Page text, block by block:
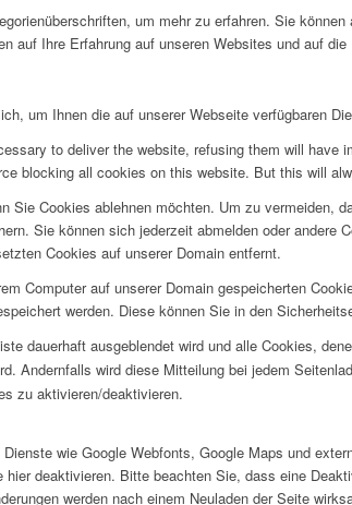
um mehr zu erfahren. Sie
auf Ihre Erfahrung auf unseren Websites und auf
um Ihnen die auf unserer Webseite verfügbaren
to deliver the website, refusing them will
blocking all cookies on this website. But this will
Sie Cookies ablehnen möchten. Um zu vermeiden,
Sie können sich jederzeit abmelden oder
Cookies auf unserer Domain entfernt.
Computer auf unserer Domain gespeicherten
werden. Diese können Sie in den
dauerhaft ausgeblendet wird und alle Cookies,
Andernfalls wird diese Mitteilung bei jedem
zu aktivieren/deaktivieren.
wie Google Webfonts, Google Maps und
deaktivieren. Bitte beachten Sie, dass eine
werden nach einem Neuladen der Seite